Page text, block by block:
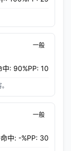
一般
中: 90%PP: 10
一般
命中: -%PP: 30